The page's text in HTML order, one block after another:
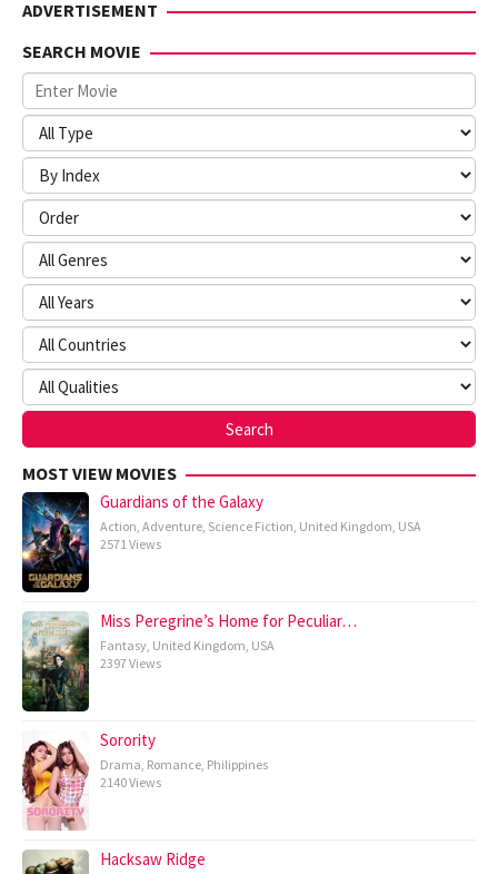
ADVERTISEMENT
SEARCH MOVIE
MOST VIEW MOVIES
Guardians of the Galaxy
Action, Adventure, Science Fiction, United Kingdom, USA
2571 Views
Miss Peregrine’s Home for Peculiar…
Fantasy, United Kingdom, USA
2397 Views
Sorority
Drama, Romance, Philippines
2140 Views
Hacksaw Ridge